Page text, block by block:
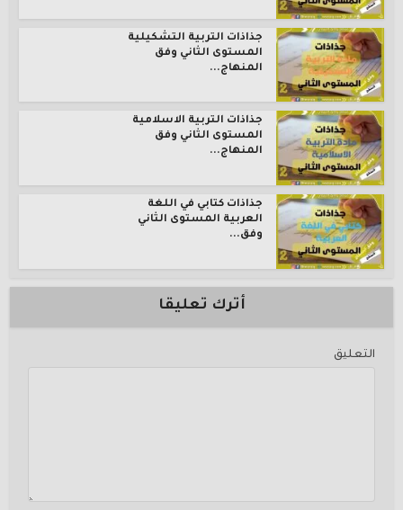
جذاذات التربية التشكيلية
المستوى الثاني وفق
المنهاج...
جذاذات التربية الاسلامية
المستوى الثاني وفق
المنهاج...
جذاذات كتابي في اللغة
العربية المستوى الثاني
وفق...
أترك تعليقا
التعليق